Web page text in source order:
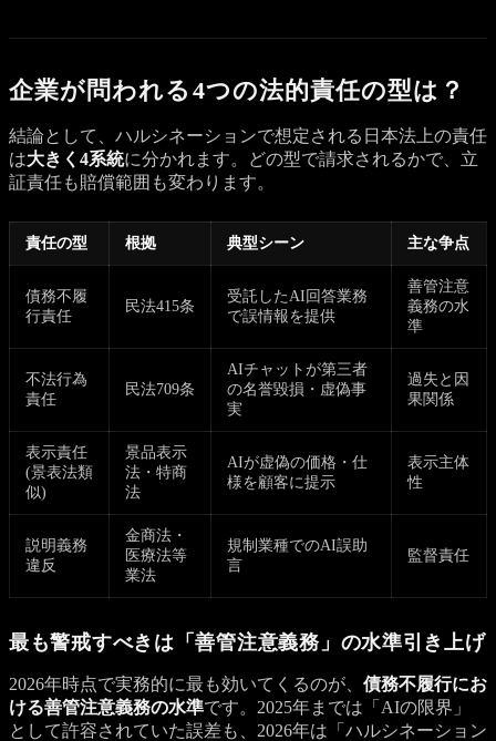
企業が問われる4つの法的責任の型は？
結論として、ハルシネーションで想定される日本法上の責任
は大きく4系統に分かれます。どの型で請求されるかで、立
証責任も賠償範囲も変わります。
責任の型 根拠 典型シーン 主な争点
債務不履
行責任
民法415条
受託したAI回答業務
で誤情報を提供
善管注意
義務の水
準
不法行為
責任
民法709条
AIチャットが第三者
の名誉毀損・虚偽事
実
過失と因
果関係
表示責任
(景表法類
似)
景品表示
法・特商
法
AIが虚偽の価格・仕
様を顧客に提示
表示主体
性
説明義務
違反
金商法・
医療法等
業法
規制業種でのAI誤助
言
監督責任
最も警戒すべきは「善管注意義務」の水準引き上げ
2026年時点で実務的に最も効いてくるのが、 債務不履行にお
ける善管注意義務の水準です。2025年までは「AIの限界」
として許容されていた誤差も、2026年は「ハルシネーション